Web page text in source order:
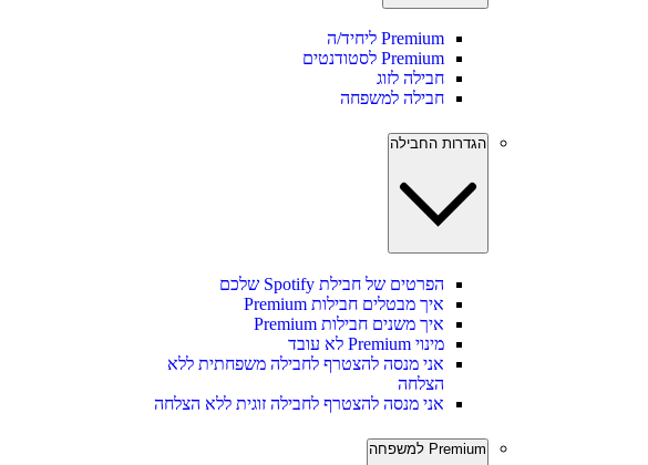
Premium ליחיד/ה
Premium לסטודנטים
חבילה לזוג
חבילה למשפחה
הגדרות החבילה
הפרטים של חבילת Spotify שלכם
איך מבטלים חבילות Premium
איך משנים חבילות Premium
מינוי Premium לא עובד
אני מנסה להצטרף לחבילה משפחתית ללא
הצלחה
אני מנסה להצטרף לחבילה זוגית ללא הצלחה
Premium למשפחה